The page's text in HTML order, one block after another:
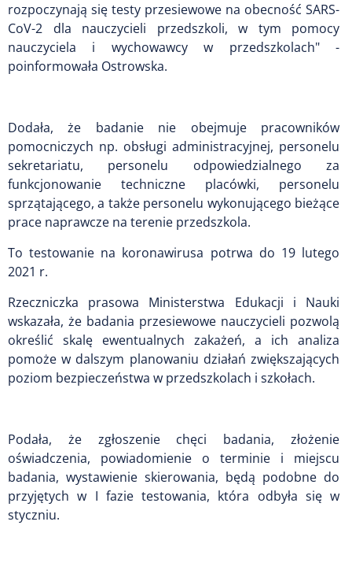
rozpoczynają się testy przesiewowe na obecność SARS-
CoV-2 dla nauczycieli przedszkoli, w tym pomocy
nauczyciela i wychowawcy w przedszkolach" -
poinformowała Ostrowska.
Dodała, że badanie nie obejmuje pracowników
pomocniczych np. obsługi administracyjnej, personelu
sekretariatu, personelu odpowiedzialnego za
funkcjonowanie techniczne placówki, personelu
sprzątającego, a także personelu wykonującego bieżące
prace naprawcze na terenie przedszkola.
To testowanie na koronawirusa potrwa do 19 lutego
2021 r.
Rzeczniczka prasowa Ministerstwa Edukacji i Nauki
wskazała, że badania przesiewowe nauczycieli pozwolą
określić skalę ewentualnych zakażeń, a ich analiza
pomoże w dalszym planowaniu działań zwiększających
poziom bezpieczeństwa w przedszkolach i szkołach.
Podała, że zgłoszenie chęci badania, złożenie
oświadczenia, powiadomienie o terminie i miejscu
badania, wystawienie skierowania, będą podobne do
przyjętych w I fazie testowania, która odbyła się w
styczniu.